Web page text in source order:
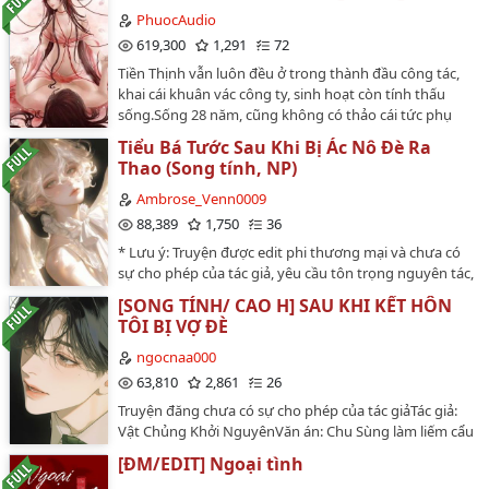
thụ (4x1), Loạn luân--- Lời của editor:Dò mìn cho mọi
người:- Thụ giống như tên truyện, tồi mà dâm, mỏ hỗn
công cũng không tốt lành gì, mở miệng ra vừa dơ vừa
hỗn. Hầu như khi công mới lên sàn sẽ rape thụ, sau đó
mới làm tình có sự đồng thuận.- Công 3 là anh trai ruột
của thụ, côn trùng real, không plot twist gì hết.Nếu
truyện đụng trúng lôi của bạn thì vui lòng tắt
truyện.Không cmt chửi rủa tác giả, editor, không kích
war! Chửi nhân vật thì... =))) (Nguyên đám trai tồi nên
thoải mái đi)Truyện edit không có sự cho phép của tác
giả, vui lòng KHÔNG REUP, KHÔNG CHUYỂN VER!!!…
PhuocAudio
619,300
1,291
72
Tiền Thịnh vẫn luôn đều ở trong thành đầu công tác,
khai cái khuân vác công ty, sinh hoạt còn tính thấu
sống.Sống 28 năm, cũng không có thảo cái tức phụ
nhi, người trong nhà lo lắng sốt ruột hắn nửa đời sau
không tin tức, cho nên cho hắn tắc một tức phụ nhi, an
bài cái thân cận đối tượng, một cái ôn nhu điềm tĩnh
tiểu học lão sư.Bởi vì ở bất đồng thành thị, cho nên bỏ
thêm WeChat sau vì gia tăng cảm tình, trò chuyện trò
rất thích hắn này thân cận đối tượng, lại tao lại lãng nãi
còn đại.…
Tiểu Bá Tước Sau Khi Bị Ác Nô Đè Ra
Thao (Song tính, NP)
Ambrose_Venn0009
88,389
1,750
36
* Lưu ý: Truyện được edit phi thương mại và chưa có
sự cho phép của tác giả, yêu cầu tôn trọng nguyên tác,
không chuyển ver, không re-up!!! Truyện chỉ đăng tải
duy nhất trên wattpad. Tình trạng dịch: hoànTình
trạng gốc: Hoàn 35 chương + 1 PN. Tác giả: Cố Cô Cô
(顾咕咕) 3P | Song tính | Ngủ gian | Điều giáo | Kết
HECặp song sinh ác bộc cực kỳ "chó" công x Tiểu bá
mạo tuấn mỹ từ đấu trường, nhưng không hề hay biết
mình bị người ta đổ đầy tinh dịch. Ban ngày, cậu là tiểu
bá tước kiêu ngạo, ngang ngược, ra lệnh cho người
hầu một cách hống hách. Nhưng khi đêm xuống, cậu
[SONG TÍNH/ CAO H] SAU KHI KẾT HÔN
TÔI BỊ VỢ ĐÈ
ngocnaa000
63,810
2,861
26
Truyện đăng chưa có sự cho phép của tác giảTác giả:
Vật Chủng Khởi NguyênVăn án: Chu Sùng làm liếm cẩu
cùng cũng đợi được người. Hạ Gia xảy ra biến cố, bằng
[ĐM/EDIT] Ngoại tình